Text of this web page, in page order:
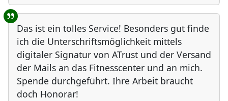
Das ist ein tolles Service! Besonders gut finde
ich die Unterschriftsmöglichkeit mittels
digitaler Signatur von ATrust und der Versand
der Mails an das Fitnesscenter und an mich.
Spende durchgeführt. Ihre Arbeit braucht
doch Honorar!